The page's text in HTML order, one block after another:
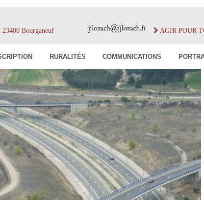
23400 Bourganeuf AGIR POUR
RURALITÉS COMMUNICATIONS